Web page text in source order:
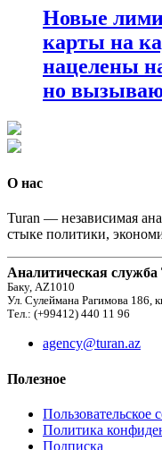
Новые
карты на
нацелены
но
О нас
Turan — независимая
стыке политики,
Аналитическая служба
Баку, AZ1010
Ул. Сулеймана Рагимова 186,
Тел.: (+99412) 440 11 96
agency@turan.az
Полезное
Пользовательское
Политика
Подписка